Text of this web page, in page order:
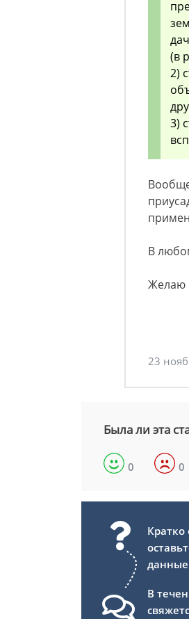
(в
2)
3)
В
Желаю
23
Была ли эта
0 0
данные
В